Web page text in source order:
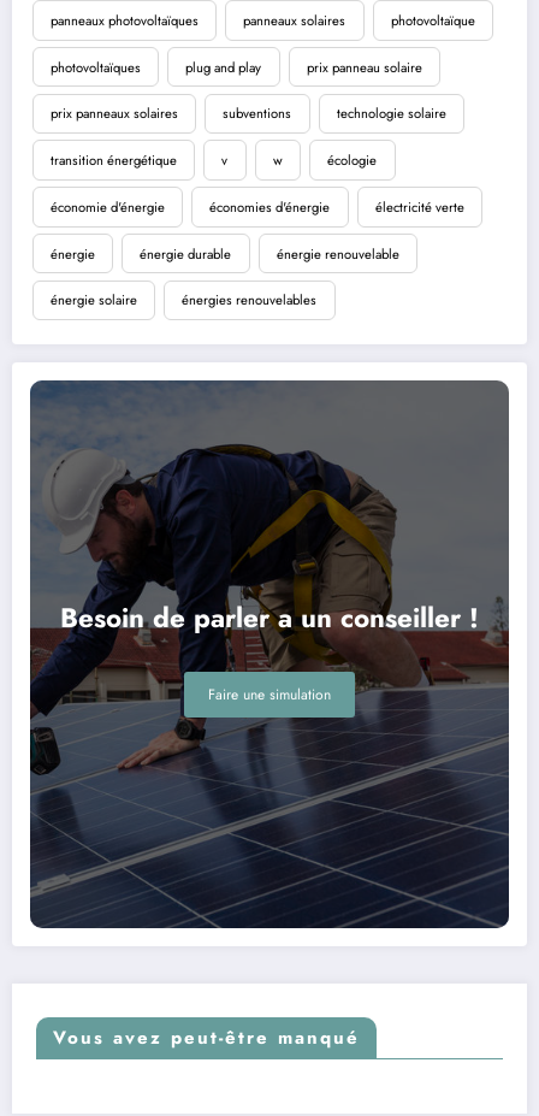
panneaux photovoltaïques panneaux solaires photovoltaïque
photovoltaïques plug and play prix panneau solaire
prix panneaux solaires subventions technologie solaire
transition énergétique v w écologie
économie d'énergie économies d'énergie électricité verte
énergie énergie durable énergie renouvelable
énergie solaire énergies renouvelables
Besoin de parler a un conseiller !
Faire une simulation
Vous avez peut-être manqué